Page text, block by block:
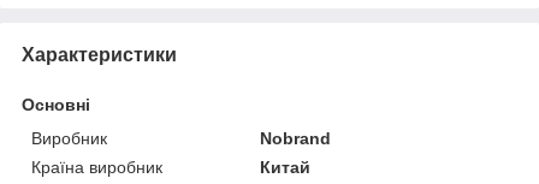
Характеристики
Основні
Виробник
Nobrand
Країна виробник
Китай